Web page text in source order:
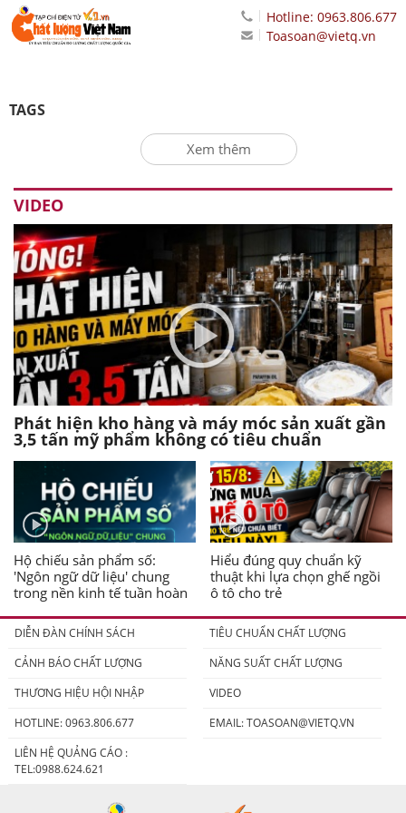
Hotline: 0963.806.677
Toasoan@vietq.vn
TAGS
Xem thêm
VIDEO
Phát hiện kho hàng và máy móc sản xuất gần
3,5 tấn mỹ phẩm không có tiêu chuẩn
Hộ chiếu sản phẩm số:
'Ngôn ngữ dữ liệu' chung
trong nền kinh tế tuần hoàn
Hiểu đúng quy chuẩn kỹ
thuật khi lựa chọn ghế ngồi
ô tô cho trẻ
DIỄN ĐÀN CHÍNH SÁCH
TIÊU CHUẨN CHẤT LƯỢNG
CẢNH BÁO CHẤT LƯỢNG
NĂNG SUẤT CHẤT LƯỢNG
THƯƠNG HIỆU HỘI NHẬP
VIDEO
HOTLINE: 0963.806.677
EMAIL:TOASOAN@VIETQ.VN
LIÊN HỆ QUẢNG CÁO :
TEL:0988.624.621